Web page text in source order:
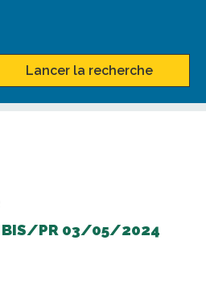
Lancer la recherche
BIS/PR 03/05/2024